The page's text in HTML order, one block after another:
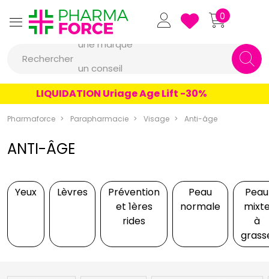
Pharmaforce Grande
0
Rechercher
une marque
un produit
une marque
LIQUIDATION Uriage Age Lift -30%
Pharmaforce Parapharmacie Visage Anti-âge
ANTI-ÂGE
Yeux Lèvres
Prévention
et 1ères
rides
Peau
normale
Peau
à